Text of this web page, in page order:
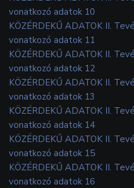
vonatkozó adatok 10
KÖZÉRDEKŰ ADATOK II.
vonatkozó adatok 11
KÖZÉRDEKŰ ADATOK II.
vonatkozó adatok 12
KÖZÉRDEKŰ ADATOK II.
vonatkozó adatok 13
KÖZÉRDEKŰ ADATOK II.
vonatkozó adatok 14
KÖZÉRDEKŰ ADATOK II.
vonatkozó adatok 15
KÖZÉRDEKŰ ADATOK II.
vonatkozó adatok 16